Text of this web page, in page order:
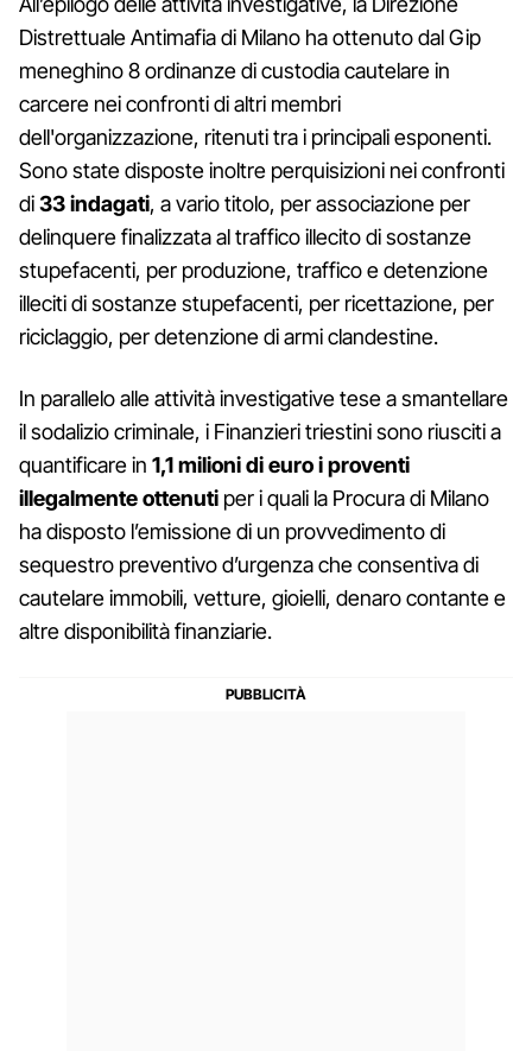
Distrettuale Antimafia di Milano ha ottenuto dal Gip
meneghino 8 ordinanze di custodia cautelare in
carcere nei confronti di altri membri
dell'organizzazione, ritenuti tra i principali esponenti.
Sono state disposte inoltre perquisizioni nei confronti
di33 indagati, a vario titolo, per associazione per
delinquere finalizzata al traffico illecito di sostanze
stupefacenti, per produzione, traffico e detenzione
illeciti di sostanze stupefacenti, per ricettazione, per
riciclaggio, per detenzione di armi clandestine.
In parallelo alle attività investigative tese a smantellare
il sodalizio criminale, i Finanzieri triestini sono riusciti a
quantificare in 1,1 milioni di euro i proventi
illegalmente ottenuti per i quali la Procura di Milano
ha disposto l’emissione di un provvedimento di
sequestro preventivo d’urgenza che consentiva di
cautelare immobili, vetture, gioielli, denaro contante e
altre disponibilità finanziarie.